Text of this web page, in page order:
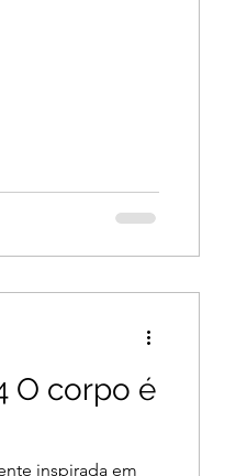
O corpo é
inspirada em